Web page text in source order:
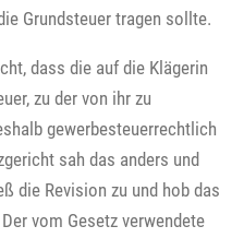
Grundsteuer tragen sollte.
dass die auf die Klägerin
zu der von ihr zu
gewerbesteuerrechtlich
sah das anders und
die Revision zu und hob das
vom Gesetz verwendete